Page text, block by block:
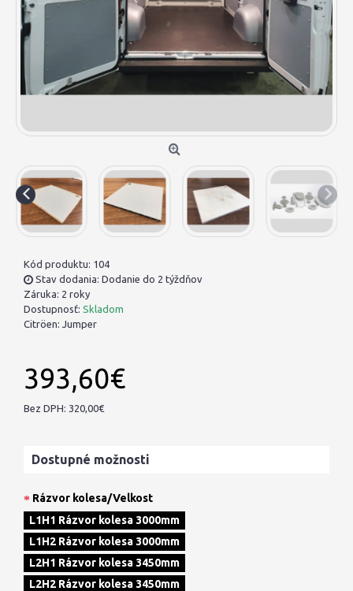
Kód produktu: 104
Stav dodania: Dodanie do 2 týždňov
Záruka: 2 roky
Dostupnosť: Skladom
Citröen: Jumper
393,60€
Bez DPH: 320,00€
Dostupné možnosti
Rázvor kolesa/Velkost
L1H1 Rázvor kolesa 3000mm
L1H2 Rázvor kolesa 3000mm
L2H1 Rázvor kolesa 3450mm
L2H2 Rázvor kolesa 3450mm